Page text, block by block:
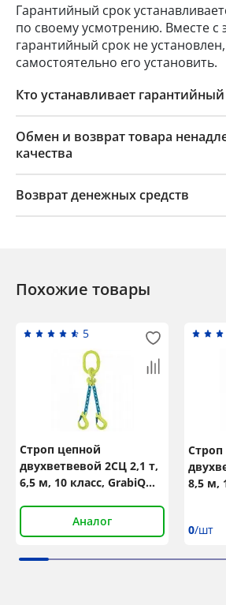
Гарантийный срок
по своему усмотрению. Вместе с
гарантийный срок не
самостоятельно его установить.
Кто устанавливает гарантийный
Обмен и возврат товара
качества
Возврат денежных средств
Похожие товары
5
Строп цепной
двухветвевой 2СЦ 2,1 т,
6,5 м, 10 класс, GrabiQ
Аналог
8,5 м,
0/шт